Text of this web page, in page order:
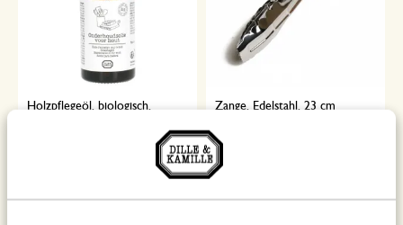
Holzpflegeöl, biologisch,
Zange, Edelstahl, 23 cm